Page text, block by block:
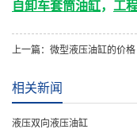
自卸车套筒油缸， 工
上一篇：微型液压油缸的价格
相关新闻
液压双向液压油缸